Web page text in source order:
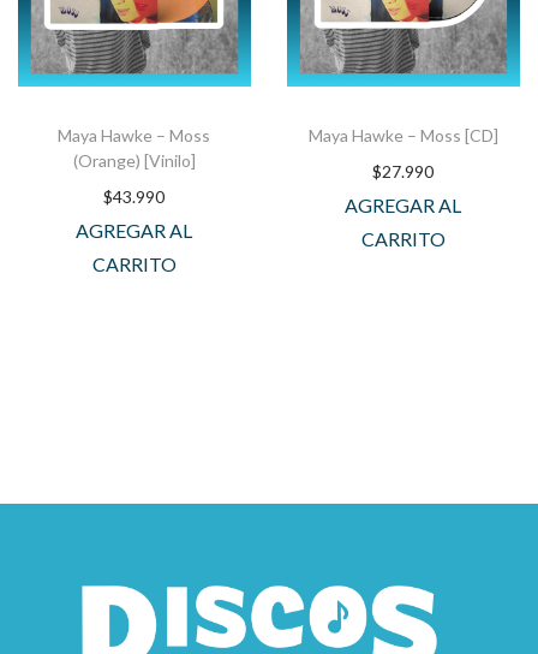
Maya Hawke – Moss
(Orange) [Vinilo]
$43.990
AGREGAR AL
CARRITO
Maya Hawke – Moss [CD]
$27.990
AGREGAR AL
CARRITO